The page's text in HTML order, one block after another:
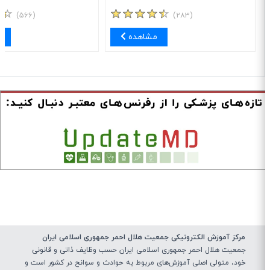
مشاهده
مرکز آموزش الکترونیکی جمعیت هلال احمر جمهوری اسلامی ایران
جمعیت هلال احمر جمهوری اسلامی ایران حسب وظایف ذاتی و قانونی
خود، متولی اصلی آموزش‌های مربوط به حوادث و سوانح در کشور است و